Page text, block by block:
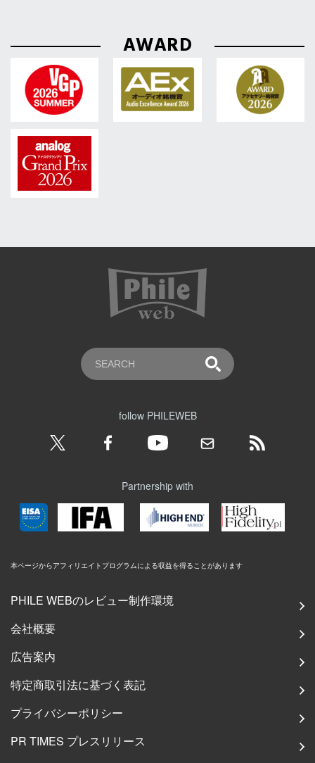
AWARD
follow PHILEWEB
Partnership with
本ページからアフィリエイトプログラムによる収益を得ることがあります
PHILE WEBのレビュー制作環境
会社概要
広告案内
特定商取引法に基づく表記
プライバシーポリシー
PR TIMES プレスリリース